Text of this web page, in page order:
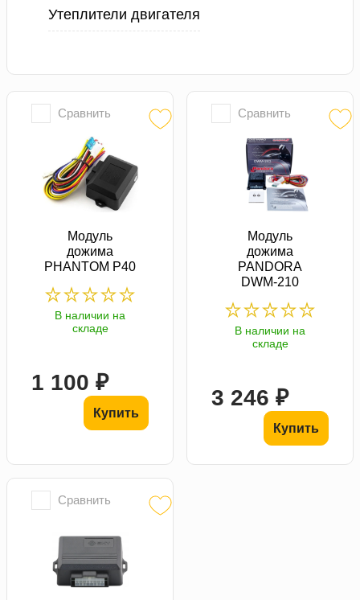
Утеплители двигателя
Сравнить
Модуль
дожима
PHANTOM P40
В наличии на
складе
1 100 ₽
Купить
Сравнить
Модуль
дожима
PANDORA
DWM-210
В наличии на
складе
3 246 ₽
Купить
Сравнить